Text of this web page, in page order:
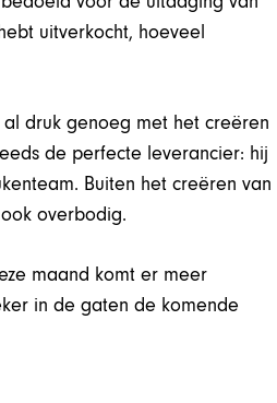
uitverkocht, hoeveel
druk genoeg met het creëren
de perfecte leverancier: hij
Buiten het creëren van
overbodig.
maand komt er meer
in de gaten de komende